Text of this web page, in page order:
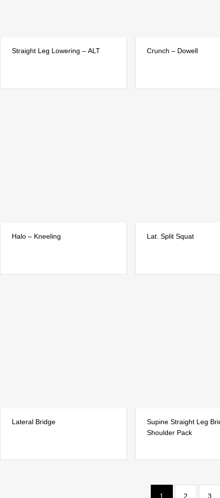
Straight Leg Lowering – ALT Crunch – Dowell
Halo – Kneeling Lat. Split Squat
Lateral Bridge
Supine Straight Leg
Shoulder Pack
1 2 3